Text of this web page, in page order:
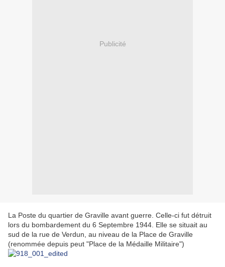
Publicité
La Poste du quartier de Graville avant guerre. Celle-ci fut détruit
lors du bombardement du 6 Septembre 1944. Elle se situait au
sud de la rue de Verdun, au niveau de la Place de Graville
(renommée depuis peut "Place de la Médaille Militaire")